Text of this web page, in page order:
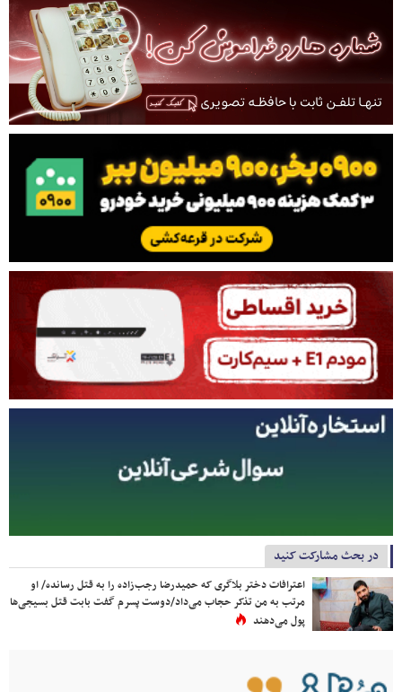
در بحث مشارکت کنید
اعترافات دختر بلاگری که حمیدرضا رجب‌زاده را به قتل رسانده/ او
مرتب به من تذکر حجاب می‌داد/دوست پسرم گفت بابت قتل بسیجی‌ها
پول می‌دهند